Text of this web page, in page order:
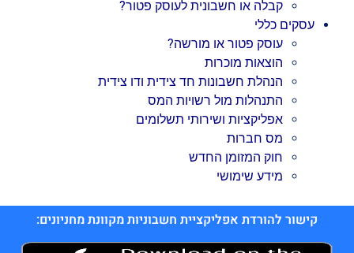
קבלה או חשבונית לעוסק פטור?
עסקים כללי
עוסק פטור או מורשה?
הוצאות מוכרות
הנהלת חשבונות חד צידית ודו צידית
התנהלות מול רשויות המס
אפליקציות ושירותי תשלומים
מס חברות
חוק המזומן החדש
מידע שימושי
קישור להורדת אפליקציית חשבוניות מקוונת מחניונים: